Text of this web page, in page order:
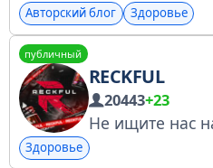
Авторский блог Здоровье
публичный
RECKFUL
20443+23
Здоровье